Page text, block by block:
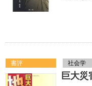
書評 社会学
巨大災